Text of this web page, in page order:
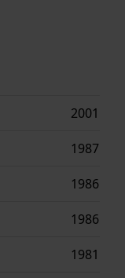
2001
1987
1986
1986
1981